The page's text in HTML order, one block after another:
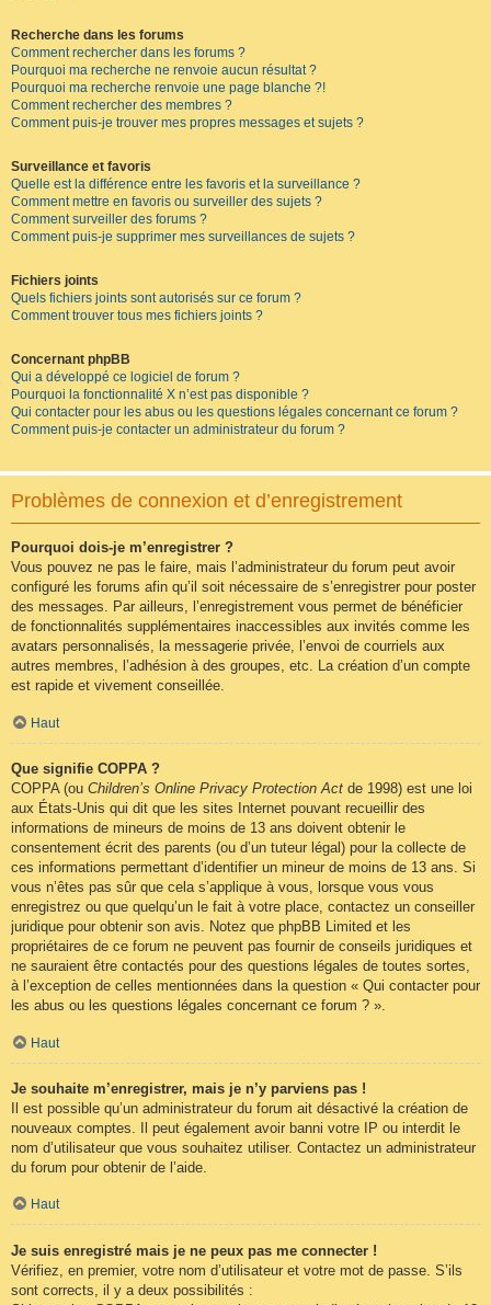
Recherche dans les forums
Comment rechercher dans les forums ?
Pourquoi ma recherche ne renvoie aucun résultat ?
Pourquoi ma recherche renvoie une page blanche ?!
Comment rechercher des membres ?
Comment puis-je trouver mes propres messages et sujets ?
Surveillance et favoris
Quelle est la différence entre les favoris et la surveillance ?
Comment mettre en favoris ou surveiller des sujets ?
Comment surveiller des forums ?
Comment puis-je supprimer mes surveillances de sujets ?
Fichiers joints
Quels fichiers joints sont autorisés sur ce forum ?
Comment trouver tous mes fichiers joints ?
Concernant phpBB
Qui a développé ce logiciel de forum ?
Pourquoi la fonctionnalité X n’est pas disponible ?
Qui contacter pour les abus ou les questions légales concernant ce forum ?
Comment puis-je contacter un administrateur du forum ?
Problèmes de connexion et d’enregistrement
Pourquoi dois-je m’enregistrer ?
Vous pouvez ne pas le faire, mais l’administrateur du forum peut avoir
configuré les forums afin qu’il soit nécessaire de s’enregistrer pour poster
des messages. Par ailleurs, l’enregistrement vous permet de bénéficier
de fonctionnalités supplémentaires inaccessibles aux invités comme les
avatars personnalisés, la messagerie privée, l’envoi de courriels aux
autres membres, l’adhésion à des groupes, etc. La création d’un compte
est rapide et vivement conseillée.
Haut
Que signifie COPPA ?
COPPA (ou Children’s Online Privacy Protection Act de 1998) est une loi
aux États-Unis qui dit que les sites Internet pouvant recueillir des
informations de mineurs de moins de 13 ans doivent obtenir le
consentement écrit des parents (ou d’un tuteur légal) pour la collecte de
ces informations permettant d’identifier un mineur de moins de 13 ans. Si
vous n’êtes pas sûr que cela s’applique à vous, lorsque vous vous
enregistrez ou que quelqu’un le fait à votre place, contactez un conseiller
juridique pour obtenir son avis. Notez que phpBB Limited et les
propriétaires de ce forum ne peuvent pas fournir de conseils juridiques et
ne sauraient être contactés pour des questions légales de toutes sortes,
à l’exception de celles mentionnées dans la question « Qui contacter pour
les abus ou les questions légales concernant ce forum ? ».
Haut
Je souhaite m’enregistrer, mais je n’y parviens pas !
Il est possible qu’un administrateur du forum ait désactivé la création de
nouveaux comptes. Il peut également avoir banni votre IP ou interdit le
nom d’utilisateur que vous souhaitez utiliser. Contactez un administrateur
du forum pour obtenir de l’aide.
Haut
Je suis enregistré mais je ne peux pas me connecter !
Vérifiez, en premier, votre nom d’utilisateur et votre mot de passe. S’ils
sont corrects, il y a deux possibilités :